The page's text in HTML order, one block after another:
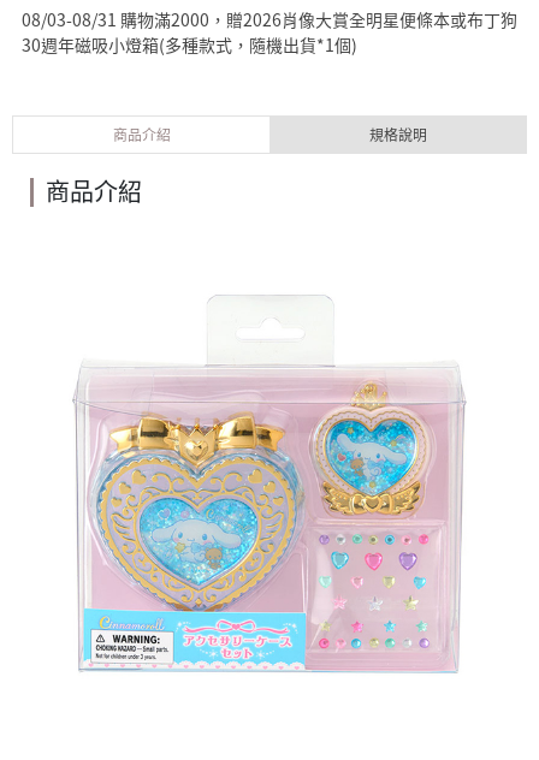
08/03-08/31 購物滿2000，贈2026肖像大賞全明星便條本或布丁狗
30週年磁吸小燈箱(多種款式，隨機出貨*1個)
商品介紹 規格說明
商品介紹